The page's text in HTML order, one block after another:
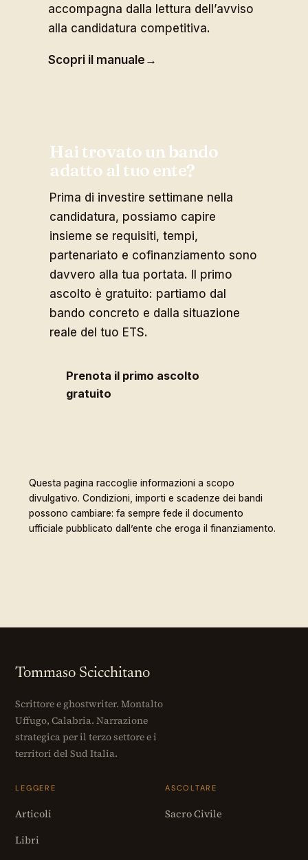
accompagna dalla lettura dell’avviso
alla candidatura competitiva.
Scopri il manuale →
Hai trovato un bando
adatto al tuo ente?
Prima di investire settimane nella
candidatura, possiamo capire
insieme se requisiti, tempi,
partenariato e cofinanziamento sono
davvero alla tua portata. Il primo
ascolto è gratuito: partiamo dal
bando concreto e dalla situazione
reale del tuo ETS.
Prenota il primo ascolto
gratuito
Questa pagina raccoglie informazioni a scopo
divulgativo. Condizioni, importi e scadenze dei bandi
possono cambiare: fa sempre fede il documento
ufficiale pubblicato dall’ente che eroga il finanziamento.
Tommaso Scicchitano
Scrittore e ghostwriter. Montalto
Uffugo, Calabria. Narrazione
strategica per il terzo settore e i
territori del Sud Italia.
LEGGERE
Articoli
Libri
ASCOLTARE
Sacro Civile